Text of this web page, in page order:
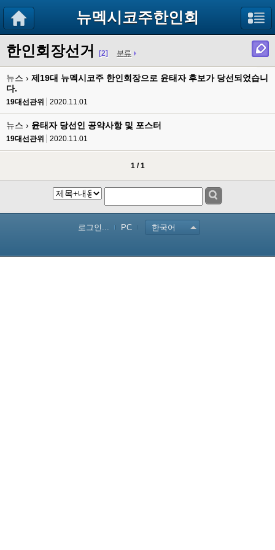
뉴멕시코주한인회
한인회장선거 [2] 분류
뉴스 › 제19대 뉴멕시코주 한인회장으로 윤태자 후보가 당선되었습니
다.
19대선관위 2020.11.01
뉴스 › 윤태자 당선인 공약사항 및 포스터
19대선관위 2020.11.01
1 / 1
로그인... PC 한국어